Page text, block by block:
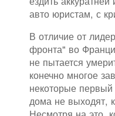
авто юристам, с
В отличие от
фронта" во
не пытается
конечно многое
некоторые
дома не выходят,